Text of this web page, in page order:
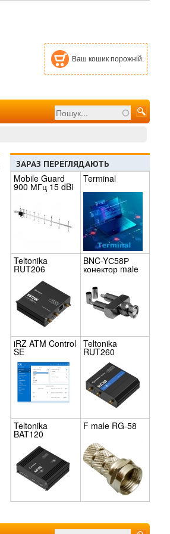
Ваш кошик порожній.
Пошукова
Пошук
ЗАРАЗ ПЕРЕГЛЯДАЮТЬ
Mobile Guard
900 МГц 15 dBi
Terminal
Teltonika
RUT206
BNC-YС58Р
конектор male
на кабель RG-
58, обтиск
iRZ ATM Control
SE
Teltonika
RUT260
Teltonika
BAT120
F male RG-58